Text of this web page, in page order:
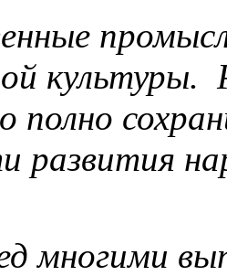
культуры.
полно
развития
многими